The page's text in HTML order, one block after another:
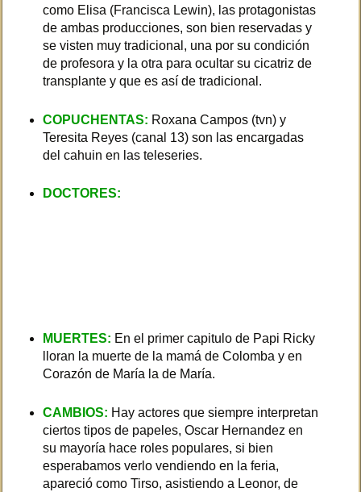
como Elisa (Francisca Lewin), las protagonistas
de ambas producciones, son bien reservadas y
se visten muy tradicional, una por su condición
de profesora y la otra para ocultar su cicatriz de
transplante y que es así de tradicional.
COPUCHENTAS: Roxana Campos (tvn) y
Teresita Reyes (canal 13) son las encargadas
del cahuin en las teleseries.
DOCTORES:
MUERTES: En el primer capitulo de Papi Ricky
lloran la muerte de la mamá de Colomba y en
Corazón de María la de María.
CAMBIOS: Hay actores que siempre interpretan
ciertos tipos de papeles, Oscar Hernandez en
su mayoría hace roles populares, si bien
esperabamos verlo vendiendo en la feria,
apareció como Tirso, asistiendo a Leonor, de